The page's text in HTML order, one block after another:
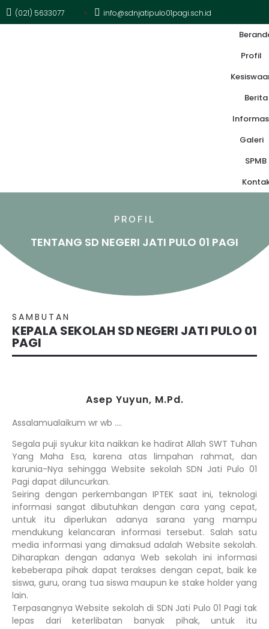
(021) 5633077 info@sdnjatipulo01pagi.sch.id
Profil
Berita
Galeri
SPMB
PROFIL
TENTANG SD NEGERI JATI PULO 01 PAGI
SAMBUTAN
KEPALA SEKOLAH SD NEGERI JATI PULO 01
PAGI
Asep Yuyun, M.Pd.
Assalamualaikum wr wb ….
Segala puji syukur kita naikkan ke hadirat Allah SWT Tuhan
Yang Maha Esa, karena atas limpahan rahmat, dan
karunia-Nya sehingga Website sekolah SDN Jati Pulo 01
Pagi dapat diluncurkan.
Seiring dengan perkembangan IPTEK saat ini, teknologi
informasi sangat dibutuhkan dengan cara yang cepat,
untuk itu diperlukan adanya sarana yang mampu
mendukung kelancaran informasi tersebut. Salah satu
media informasi yang dimaksud adalah Website sekolah.
Diharapkan dengan adanya Web sekolah ini informasi
kebeberapa pihak dapat terakses dengan cepat, baik ke
siswa, guru, orang tua siswa maupun ke stake holder yang
lain.
Terpasangnya Website sekolah di SDN Jati Pulo 01 Pagi tak
lepas dari keterlibatan banyak pihak, untuk itu